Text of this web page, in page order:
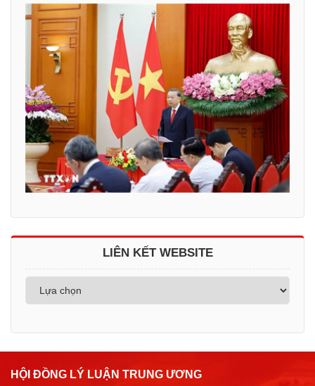
LIÊN KẾT WEBSITE
HỘI ĐỒNG LÝ LUẬN TRUNG ƯƠNG